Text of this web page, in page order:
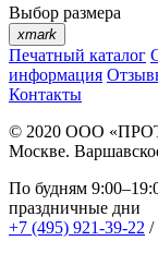
Выбор размера
xmark
Печатный каталог
информация
Контакты
© 2020 ООО
Москве.
По будням
праздничные дни
+7 (495) 921-39-22 /